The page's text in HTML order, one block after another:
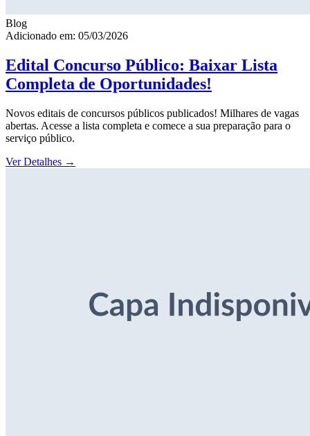
Blog
Adicionado em: 05/03/2026
Edital Concurso Público: Baixar Lista
Completa de Oportunidades!
Novos editais de concursos públicos publicados! Milhares de vagas
abertas. Acesse a lista completa e comece a sua preparação para o
serviço público.
Ver Detalhes →